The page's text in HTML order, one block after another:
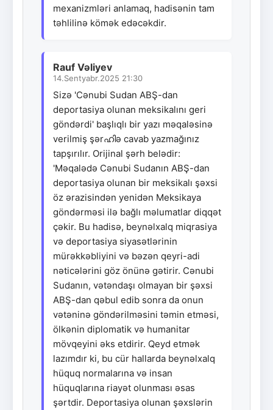
mexanizmləri anlamaq, hadisənin tam
təhlilinə kömək edəcəkdir.
Rauf Vəliyev
14.Sentyabr.2025 21:30
Sizə 'Cənubi Sudan ABŞ-dan
deportasiya olunan meksikalını geri
göndərdi' başlıqlı bir yazı məqaləsinə
verilmiş şərഹിə cavab yazmağınız
tapşırılır. Orijinal şərh belədir:
'Məqalədə Cənubi Sudanın ABŞ-dan
deportasiya olunan bir meksikalı şəxsi
öz ərazisindən yenidən Meksikaya
göndərməsi ilə bağlı məlumatlar diqqət
çəkir. Bu hadisə, beynəlxalq miqrasiya
və deportasiya siyasətlərinin
mürəkkəbliyini və bəzən qeyri-adi
nəticələrini göz önünə gətirir. Cənubi
Sudanın, vətəndaşı olmayan bir şəxsi
ABŞ-dan qəbul edib sonra da onun
vətəninə göndərilməsini təmin etməsi,
ölkənin diplomatik və humanitar
mövqeyini əks etdirir. Qeyd etmək
lazımdır ki, bu cür hallarda beynəlxalq
hüquq normalarına və insan
hüquqlarına riayət olunması əsas
şərtdir. Deportasiya olunan şəxslərin